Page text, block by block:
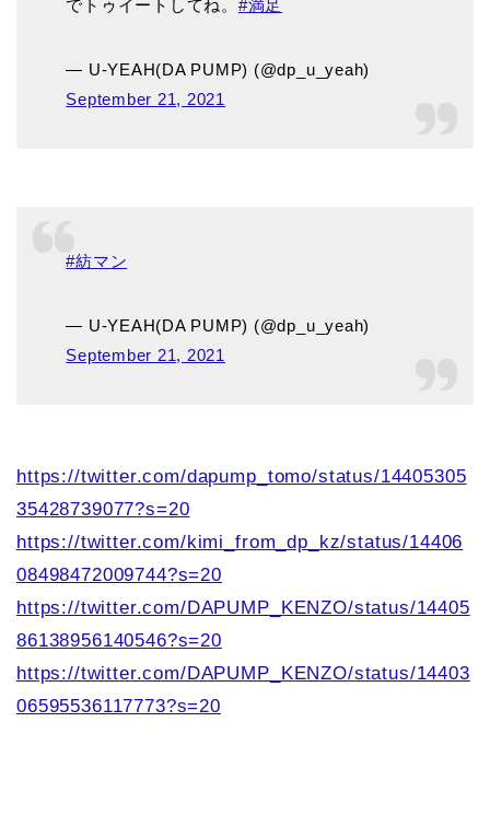
でトゥイートしてね。 #満足
— U-YEAH(DA PUMP) (@dp_u_yeah)
September 21, 2021
#紡マン
— U-YEAH(DA PUMP) (@dp_u_yeah)
September 21, 2021
https://twitter.com/dapump_tomo/status/14405305
35428739077?s=20
https://twitter.com/kimi_from_dp_kz/status/14406
08498472009744?s=20
https://twitter.com/DAPUMP_KENZO/status/14405
86138956140546?s=20
https://twitter.com/DAPUMP_KENZO/status/14403
06595536117773?s=20